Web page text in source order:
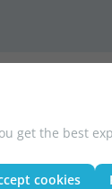
get the best
cookies